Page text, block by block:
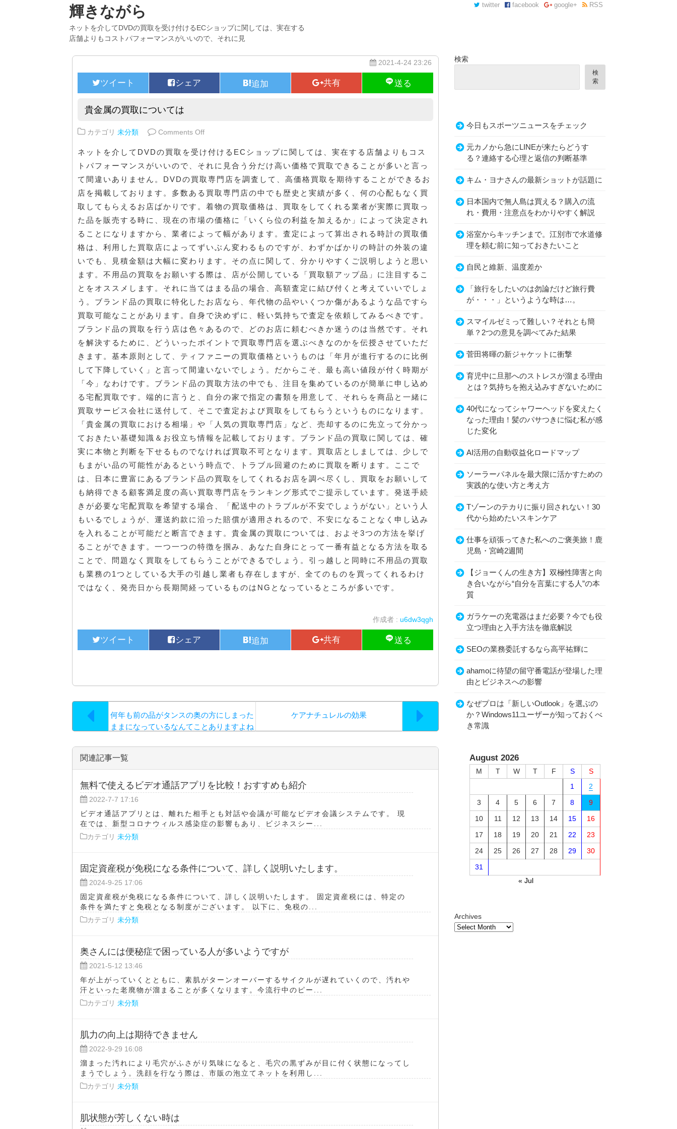
輝きながら
ネットを介してDVDの買取を受け付けるECショップに関しては、実在する
店舗よりもコストパフォーマンスがいいので、それに見
twitter facebook google+ RSS
2021-4-24 23:26
貴金属の買取については
カテゴリ 未分類 Comments Offon 貴金属の買取については
ネットを介してDVDの買取を受け付けるECショップに関しては、実在する店舗よりもコス
トパフォーマンスがいいので、それに見合う分だけ高い価格で買取できることが多いと言っ
て間違いありません。DVDの買取専門店を調査して、高価格買取を期待することができるお
店を掲載しております。多数ある買取専門店の中でも歴史と実績が多く、何の心配もなく買
取してもらえるお店ばかりです。着物の買取価格は、買取をしてくれる業者が実際に買取っ
た品を販売する時に、現在の市場の価格に「いくら位の利益を加えるか」によって決定され
ることになりますから、業者によって幅があります。査定によって算出される時計の買取価
格は、利用した買取店によってずいぶん変わるものですが、わずかばかりの時計の外装の違
いでも、見積金額は大幅に変わります。その点に関して、分かりやすくご説明しようと思い
ます。不用品の買取をお願いする際は、店が公開している「買取額アップ品」に注目するこ
とをオススメします。それに当てはまる品の場合、高額査定に結び付くと考えていいでしょ
う。ブランド品の買取に特化したお店なら、年代物の品やいくつか傷があるような品ですら
買取可能なことがあります。自身で決めずに、軽い気持ちで査定を依頼してみるべきです。
ブランド品の買取を行う店は色々あるので、どのお店に頼むべきか迷うのは当然です。それ
を解決するために、どういったポイントで買取専門店を選ぶべきなのかを伝授させていただ
きます。基本原則として、ティファニーの買取価格というものは「年月が進行するのに比例
して下降していく」と言って間違いないでしょう。だからこそ、最も高い値段が付く時期が
「今」なわけです。ブランド品の買取方法の中でも、注目を集めているのが簡単に申し込め
る宅配買取です。端的に言うと、自分の家で指定の書類を用意して、それらを商品と一緒に
買取サービス会社に送付して、そこで査定および買取をしてもらうというものになります。
「貴金属の買取における相場」や「人気の買取専門店」など、売却するのに先立って分かっ
ておきたい基礎知識＆お役立ち情報を記載しております。ブランド品の買取に関しては、確
実に本物と判断を下せるものでなければ買取不可となります。買取店としましては、少しで
もまがい品の可能性があるという時点で、トラブル回避のために買取を断ります。ここで
は、日本に豊富にあるブランド品の買取をしてくれるお店を調べ尽くし、買取をお願いして
も納得できる顧客満足度の高い買取専門店をランキング形式でご提示しています。発送手続
きが必要な宅配買取を希望する場合、「配送中のトラブルが不安でしょうがない」という人
もいるでしょうが、運送約款に沿った賠償が適用されるので、不安になることなく申し込み
を入れることが可能だと断言できます。貴金属の買取については、およそ3つの方法を挙げ
ることができます。一つ一つの特徴を掴み、あなた自身にとって一番有益となる方法を取る
ことで、問題なく買取をしてもらうことができるでしょう。引っ越しと同時に不用品の買取
も業務の1つとしている大手の引越し業者も存在しますが、全てのものを買ってくれるわけ
ではなく、発売日から長期間経っているものはNGとなっているところが多いです。
作成者 : u6dw3qgh
何年も前の品がタンスの奥の方にしまった
ままになっているなんてことありますよね
ケアナチュレルの効果
関連記事一覧
無料で使えるビデオ通話アプリを比較！おすすめも紹介
2022-7-7 17:16
ビデオ通話アプリとは、離れた相手とも対話や会議が可能なビデオ会議システムです。 現
在では、新型コロナウィルス感染症の影響もあり、ビジネスシー...
カテゴリ 未分類
固定資産税が免税になる条件について、詳しく説明いたします。
2024-9-25 17:06
固定資産税が免税になる条件について、詳しく説明いたします。 固定資産税には、特定の
条件を満たすと免税となる制度がございます。 以下に、免税の...
カテゴリ 未分類
奥さんには便秘症で困っている人が多いようですが
2021-5-12 13:46
年が上がっていくとともに、素肌がターンオーバーするサイクルが遅れていくので、汚れや
汗といった老廃物が溜まることが多くなります。今流行中のピー...
カテゴリ 未分類
肌力の向上は期待できません
2022-9-29 16:08
溜まった汚れにより毛穴がふさがり気味になると、毛穴の黒ずみが目に付く状態になってし
まうでしょう。洗顔を行なう際は、市販の泡立てネットを利用し...
カテゴリ 未分類
肌状態が芳しくない時は
検索
検
索
今日もスポーツニュースをチェック
元カノから急にLINEが来たらどうす
る？連絡する心理と返信の判断基準
キム・ヨナさんの最新ショットが話題に
日本国内で無人島は買える？購入の流
れ・費用・注意点をわかりやすく解説
浴室からキッチンまで。江別市で水道修
理を頼む前に知っておきたいこと
自民と維新、温度差か
「旅行をしたいのは勿論だけど旅行費
が・・・」というような時は…。
スマイルゼミって難しい？それとも簡
単？2つの意見を調べてみた結果
菅田将暉の新ジャケットに衝撃
育児中に旦那へのストレスが溜まる理由
とは？気持ちを抱え込みすぎないために
40代になってシャワーヘッドを変えたく
なった理由！髪のパサつきに悩む私が感
じた変化
AI活用の自動収益化ロードマップ
ソーラーパネルを最大限に活かすための
実践的な使い方と考え方
Tゾーンのテカりに振り回されない！30
代から始めたいスキンケア
仕事を頑張ってきた私へのご褒美旅！鹿
児島・宮崎2週間
【ジョーくんの生き方】双極性障害と向
き合いながら“自分を言葉にする人”の本
質
ガラケーの充電器はまだ必要？今でも役
立つ理由と入手方法を徹底解説
SEOの業務委託するなら高平祐輝に
ahamoに待望の留守番電話が登場した理
由とビジネスへの影響
なぜプロは「新しいOutlook」を選ぶの
か？Windows11ユーザーが知っておくべ
き常識
August 2026
M T W T F S
S
1
2
3
4 5 6 7 8
9
10
11 12 13 14 15
16
17
18 19 20 21 22
23
24
25 26 27 28 29
30
31
« Jul
Archives